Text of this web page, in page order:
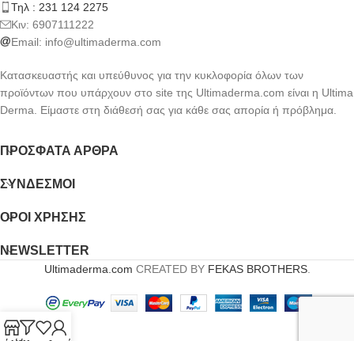
Τηλ : 231 124 2275
Kιν: 6907111222
Email: info@ultimaderma.com
Κατασκευαστής και υπεύθυνος για την κυκλοφορία όλων των
προϊόντων που υπάρχουν στο site της Ultimaderma.com είναι η Ultima
Derma. Είμαστε στη διάθεσή σας για κάθε σας απορία ή πρόβλημα.
ΠΡΌΣΦΑΤΑ ΆΡΘΡΑ
ΣΎΝΔΕΣΜΟΙ
ΟΡΟΙ ΧΡΗΣΗΣ
NEWSLETTER
Ultimaderma.com CREATED BY FEKAS BROTHERS.